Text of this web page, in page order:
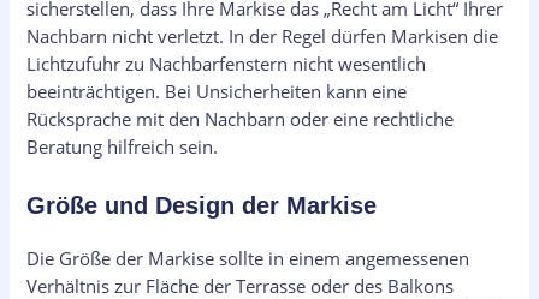
sicherstellen, dass Ihre Markise das „Recht am Licht“ Ihrer
Nachbarn nicht verletzt. In der Regel dürfen Markisen die
Lichtzufuhr zu Nachbarfenstern nicht wesentlich
beeinträchtigen. Bei Unsicherheiten kann eine
Rücksprache mit den Nachbarn oder eine rechtliche
Beratung hilfreich sein.
Größe und Design der Markise
Die Größe der Markise sollte in einem angemessenen
Verhältnis zur Fläche der Terrasse oder des Balkons